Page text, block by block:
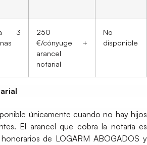
3
250
€/cónyuge +
arancel
notarial
No
disponible
únicamente cuando no hay hijos
El arancel que cobra la notaría es
de LOGARM ABOGADOS y